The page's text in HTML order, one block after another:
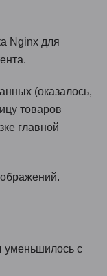
Nginx для
(оказалось,
товаров
главной
уменьшилось с